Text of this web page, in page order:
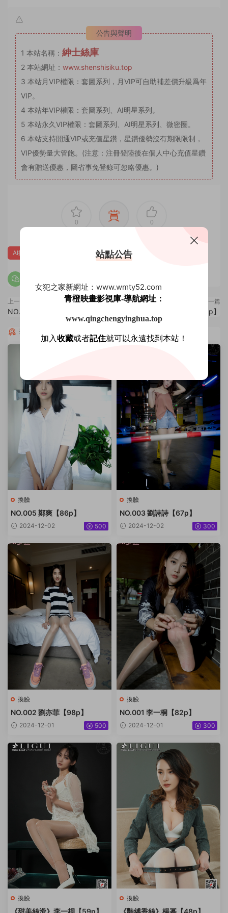
公告與聲明
1 本站名稱： 紳士絲庫
2 本站網址： www.shenshisiku.top
3 本站月VIP權限：套圖系列，月VIP可自助補差價升級爲年
VIP。
4 本站年VIP權限：套圖系列、AI明星系列。
5 本站永久VIP權限：套圖系列、AI明星系列、微密圈。
6 本站支持開通VIP或充值星鑽，星鑽優勢沒有期限限制，
VIP優勢量大管飽。(注意：注冊登陸後在個人中心充值星鑽
會有贈送優惠，圖省事免登錄可忽略優惠。)
0 賞 0
AI換臉
上一篇
NO.003 劉詩詩【67p】
下一篇
NO.005 鄭爽【86p】
猜你喜歡
換臉
NO.005 鄭爽【86p】
2024-12-02 500
換臉
NO.003 劉詩詩【67p】
2024-12-02 300
換臉
NO.002 劉亦菲【98p】
2024-12-01 500
換臉
NO.001 李一桐【82p】
2024-12-01 300
換臉
《甜美絲滑》李一桐【59p】
換臉
《豔縛香絲》楊幂【48p】
站點公告
女犯之家新網址：www.wmty52.com
青橙映畫影視庫-導航網址：
www.qingchengyinghua.top
加入收藏或者記住就可以永遠找到本站！